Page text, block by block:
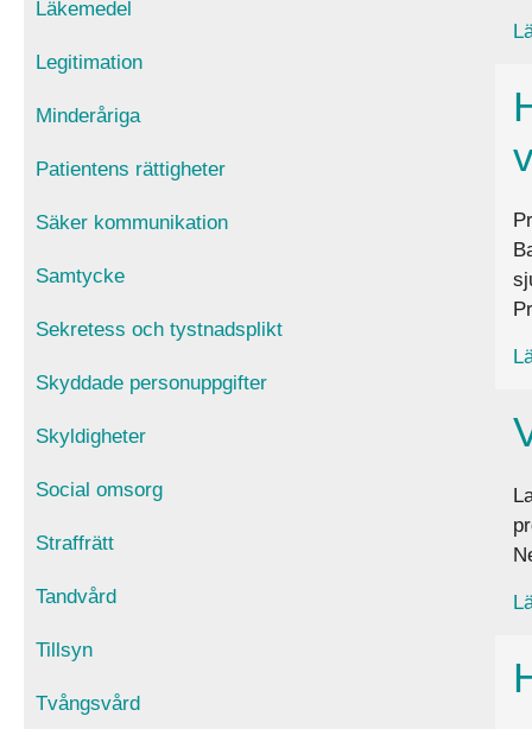
Läkemedel
Legitimation
Minderåriga
Patientens rättigheter
Säker kommunikation
Samtycke
Sekretess och tystnadsplikt
Skyddade personuppgifter
Skyldigheter
Social omsorg
Straffrätt
Tandvård
Tillsyn
Tvångsvård